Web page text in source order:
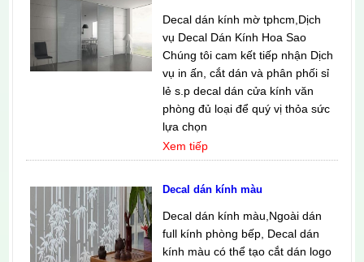
Decal dán kính mờ tphcm,Dịch
vụ Decal Dán Kính Hoa Sao
Chúng tôi cam kết tiếp nhận Dịch
vụ in ấn, cắt dán và phân phối sỉ
lẻ s.p decal dán cửa kính văn
phòng đủ loại để quý vị thỏa sức
lựa chọn
Xem tiếp
Decal dán kính màu
Decal dán kính màu,Ngoài dán
full kính phòng bếp, Decal dán
kính màu có thể tạo cắt dán logo